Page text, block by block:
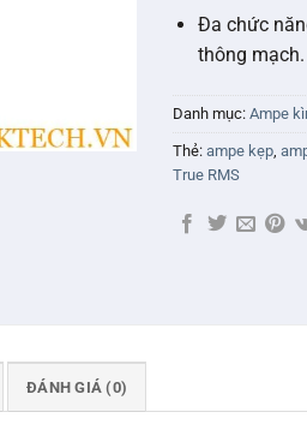
Đa chức
thông mạch.
Danh mục: Ampe
Thẻ: ampe kẹp
True RMS
ĐÁNH GIÁ (0)